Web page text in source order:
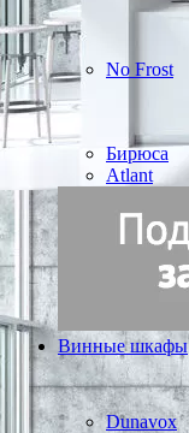
No Frost
Бирюса
Atlant
Винные шкафы
Dunavox